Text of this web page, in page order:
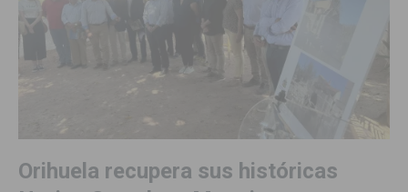
Orihuela recupera sus históricas